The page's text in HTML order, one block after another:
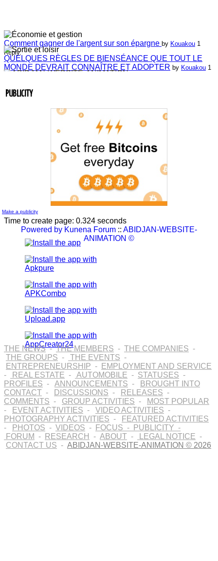
Comment gagner de l'argent sur son épargne by Kouakou 1
Reply.
QUELQUES RÈGLES DE BIENSÉANCE QUE TOUT LE
MONDE DEVRAIT CONNAÎTRE ET ADOPTER by Kouakou 1
ANIMATION
Laissez-nous vos commentaires
La carte d'affaire by Jean-Guillaume Bilé
L'album document administratif est maintenant en vedette sur
Nouvelle Communauté - Marketing
PUBLICITY
Make a publicity
Time to create page: 0.324 seconds
Powered by Kunena Forum :: ABIDJAN-WEBSITE-
ANIMATION ©
THE NEWS-THE MEMBERS - THE COMPANIES -
THE GROUPS - THE EVENTS -
ENTREPRENEURSHIP -
EMPLOYMENT AND SERVICE
-
REAL ESTATE - AUTOMOBILE - STATUSES -
PROFILES - ANNOUNCEMENTS -
BROUGHT INTO
CONTACT - DISCUSSIONS - RELEASES -
COMMENTS - GROUP ACTIVITIES -
MOST POPULAR
-
EVENT ACTIVITIES - VIDEO ACTIVITIES -
PHOTOGRAPHY ACTIVITIES -
FEATURED ACTIVITIES
-
PHOTOS - VIDEOS - FOCUS - PUBLICITY -
FORUM - RESEARCH - ABOUT - LEGAL NOTICE -
CONTACT US - ABIDJAN-WEBSITE-ANIMATION © 2026